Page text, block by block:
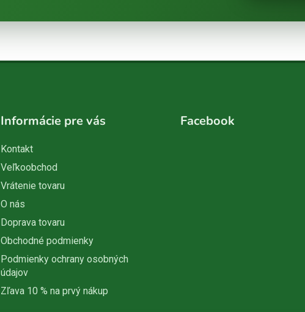
Informácie pre vás
Kontakt
Veľkoobchod
Vrátenie tovaru
O nás
Doprava tovaru
Obchodné podmienky
Podmienky ochrany osobných
údajov
Zľava 10 % na prvý nákup
Facebook